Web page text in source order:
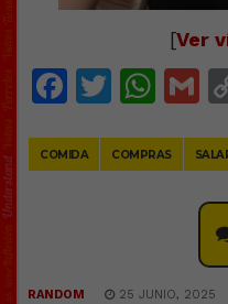
[Ver
Facebook
Twitter
COMIDA COMPRAS
RANDOM 25 JUNIO, 2025